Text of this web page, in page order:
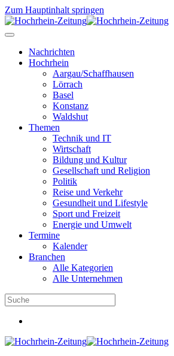
Zum Hauptinhalt springen
Nachrichten
Hochrhein
Aargau/Schaffhausen
Lörrach
Basel
Konstanz
Waldshut
Themen
Technik und IT
Wirtschaft
Bildung und Kultur
Gesellschaft und Religion
Politik
Reise und Verkehr
Gesundheit und Lifestyle
Sport und Freizeit
Energie und Umwelt
Termine
Kalender
Branchen
Alle Kategorien
Alle Unternehmen